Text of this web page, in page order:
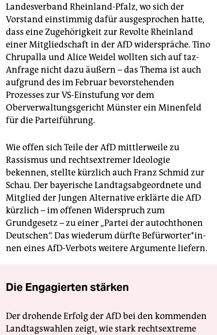
Landesverband Rheinland-Pfalz, wo sich der
Vorstand einstimmig dafür ausgesprochen hatte,
dass eine Zugehörigkeit zur Revolte Rheinland
einer Mitgliedschaft in der AfD widerspräche. Tino
Chrupalla und Alice Weidel wollten sich auf taz-
Anfrage nicht dazu äußern – das Thema ist auch
aufgrund des im Februar bevorstehenden
Prozesses zur VS-Einstufung vor dem
Oberverwaltungsgericht Münster ein Minenfeld
für die Parteiführung.
Wie offen sich Teile der AfD mittlerweile zu
Rassismus und rechtsextremer Ideologie
bekennen, stellte kürzlich auch Franz Schmid zur
Schau. Der bayerische Landtagsabgeordnete und
Mitglied der Jungen Alternative erklärte die AfD
kürzlich – im offenen Widerspruch zum
Grundgesetz – zu einer „Partei der autochthonen
Deutschen“. Das wiederum dürfte Be­für­wor­te­r*in­
nen eines AfD-Verbots weitere Argumente liefern.
Die Engagierten stärken
Der drohende Erfolg der AfD bei den kommenden
Landtagswahlen zeigt, wie stark rechtsextreme